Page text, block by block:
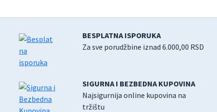
BESPLATNA ISPORUKA
Za sve porudžbine iznad 6.000,00 RSD
SIGURNA I BEZBEDNA KUPOVINA
Najsigurnija online kupovina na
tržištu